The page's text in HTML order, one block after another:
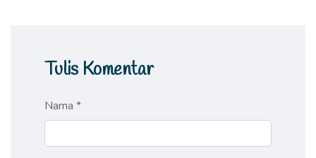
Tulis Komentar
Nama *